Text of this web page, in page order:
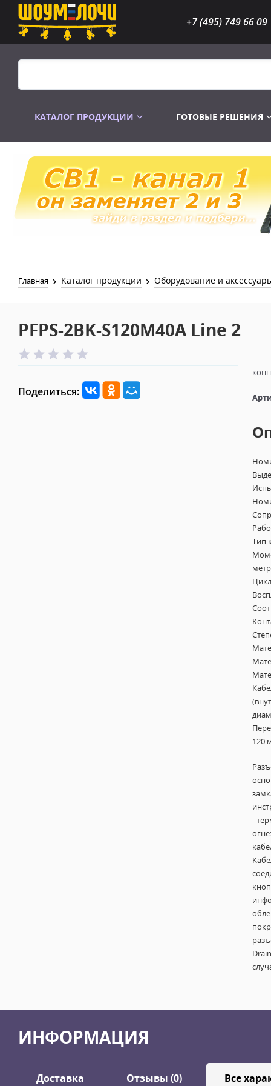
+7 (495) 749 66 09
КАТАЛОГ ПРОДУКЦИИ
Распродажа Лампы
ГОТОВЫЕ РЕШЕНИЯ
Главная Каталог продукции Оборудование и
PFPS-2BK-S120M40A Line 2
Поделиться:
Тип
120
-
ИНФОРМАЦИЯ
Доставка Отзывы (0) Все